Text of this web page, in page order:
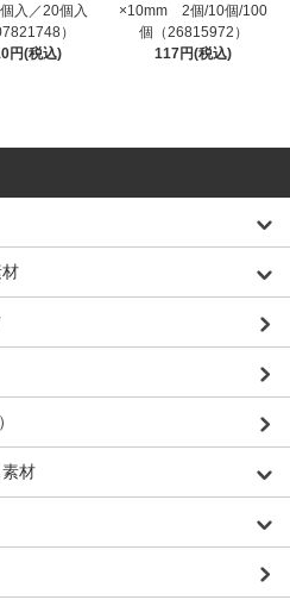
入／20個入
）
円(税込)
×10mm 2個/10個/100
個（26815972）
117円(税込)
材